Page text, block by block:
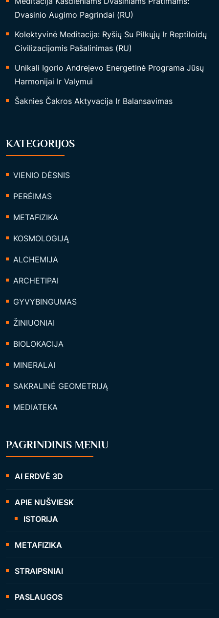
Dvasinio Augimo Pagrindai (RU)
Kolektyvinė Meditacija: Ryšių Su Pilkųjų Ir Reptiloidų
Civilizacijomis Pašalinimas (RU)
Unikali Igorio Andrejevo Energetinė Programa Jūsų
Harmonijai Ir Valymui
Šaknies Čakros Aktyvacija Ir Balansavimas
KATEGORIJOS
VIENIO DĖSNIS
PERĖIMAS
METAFIZIKA
KOSMOLOGIJĄ
ALCHEMIJA
ARCHETIPAI
GYVYBINGUMAS
ŽINIUONIAI
BIOLOKACIJA
MINERALAI
SAKRALINĖ GEOMETRIJĄ
MEDIATEKA
PAGRINDINIS MENIU
AI ERDVĖ 3D
APIE NUŠVIESK
ISTORIJA
METAFIZIKA
STRAIPSNIAI
PASLAUGOS